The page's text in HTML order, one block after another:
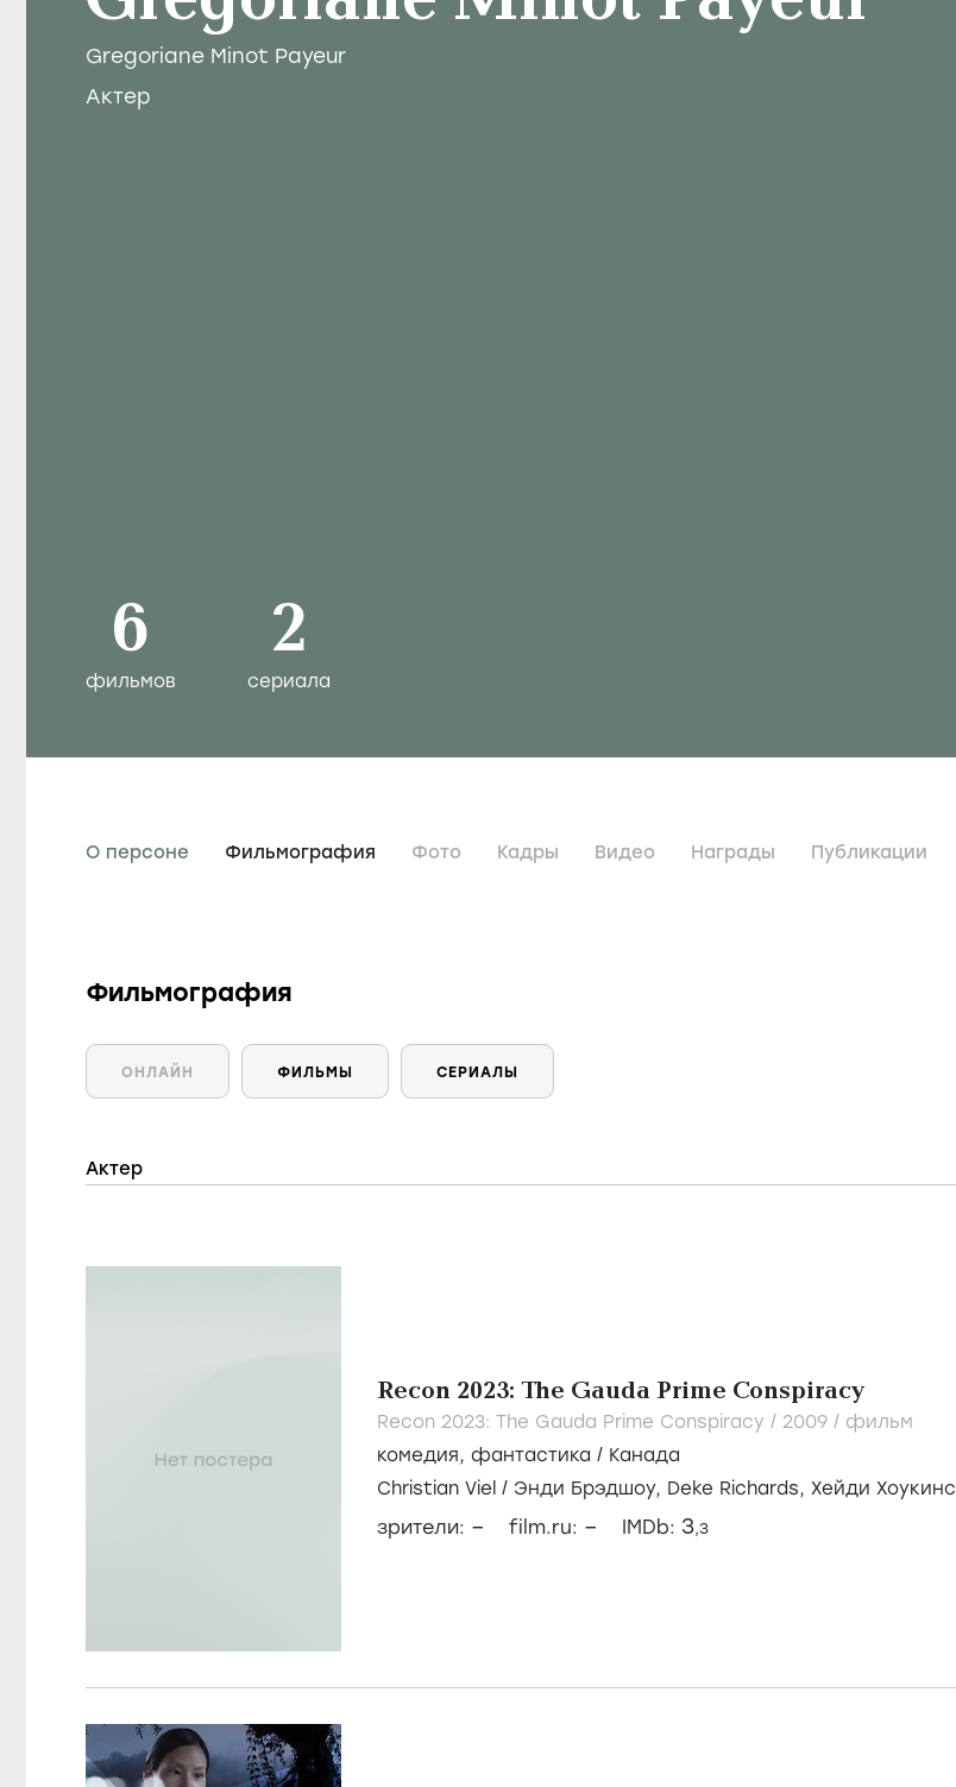
Gregoriane Minot Payeur
Актер
6
фильмов
2
сериала
О персоне Фильмография Фото Кадры Видео Награды Публикации
Фильмография
ОНЛАЙН ФИЛЬМЫ СЕРИАЛЫ
Актер
Recon 2023: The Gauda Prime Conspiracy
Recon 2023: The Gauda Prime Conspiracy / 2009 / фильм
комедия, фантастика / Канада
Christian Viel / Энди Брэдшоу, Deke Richards, Хейди Хоукинс
зрители: – film.ru: – IMDb: 3,3